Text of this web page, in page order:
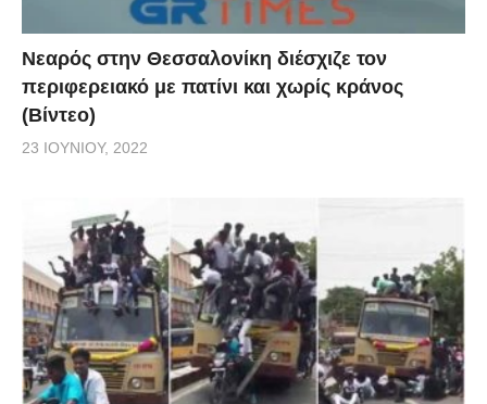
Νεαρός στην Θεσσαλονίκη διέσχιζε τον
περιφερειακό με πατίνι και χωρίς κράνος
(Βίντεο)
23 ΙΟΥΝΊΟΥ, 2022